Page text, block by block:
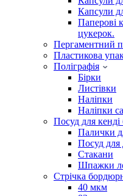
Капсули
Паперові
цукерок.
Пергаментний
Пластикова
Поліграфія
Бірки
Листівки
Наліпки
Наліпки
Посуд для кенді
Палички
Посуд для
Стакани
Шпажки
Стрічка
40 мкм